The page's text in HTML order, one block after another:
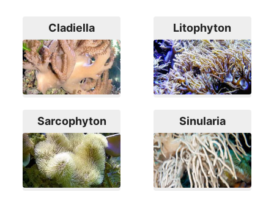
Cladiella Litophyton
Sarcophyton Sinularia